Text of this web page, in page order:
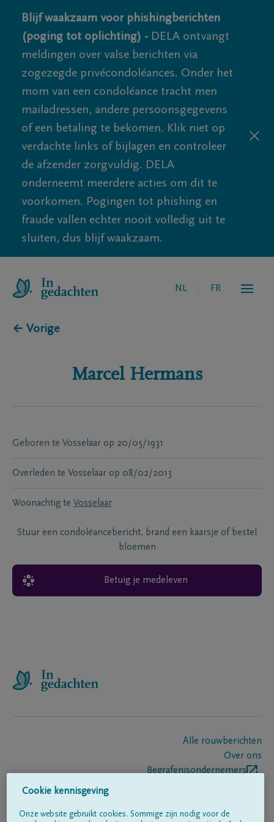
Blijf waakzaam voor phishingberichten
(poging tot oplichting) - DELA ontvangt
meldingen over valse berichten via
zogezegde privécondoléances. Onder het
mom van een condoléance tracht men
mailadressen, andere persoonsgegevens
of een betaling te bekomen. Klik niet op
verdachte links of bijlagen en controleer
de afzender zorgvuldig. DELA
onderneemt meerdere acties om dit te
voorkomen. Pogingen tot phishing en
fraude vallen echter nooit volledig uit te
sluiten, dus blijf waakzaam.
NL FR
← Vorige
Marcel Hermans
Geboren te Vosselaar op 20/05/1931
Overleden te Vosselaar op 08/02/2013
Woonachtig te Vosselaar
Stuur een condoléancebericht, brand een kaarsje of bestel
bloemen
Betuig je medeleven
Alle rouwberichten
Over ons
Begrafenisondernemers
Cookie kennisgeving
Onze website gebruikt cookies. Sommige zijn nodig voor de